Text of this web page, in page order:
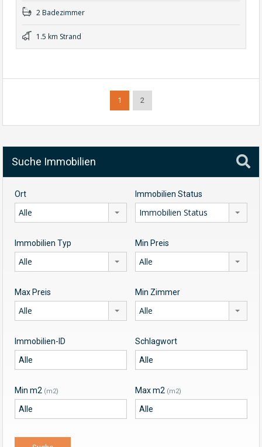
2 Badezimmer
1.5 km Strand
1 2
Suche Immobilien
Ort
Alle
Immobilien Status
Immobilien Status
Immobilien Typ
Alle
Min Preis
Alle
Max Preis
Alle
Min Zimmer
Alle
Immobilien-ID Schlagwort
Min m2 (m2) Max m2 (m2)